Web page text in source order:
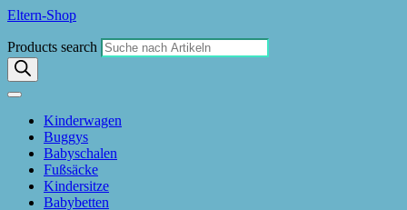
Eltern-Shop
Products search
Kinderwagen
Buggys
Babyschalen
Fußsäcke
Kindersitze
Babybetten